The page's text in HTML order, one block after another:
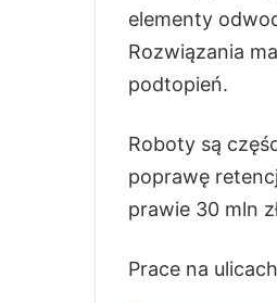
elementy
Rozwiązania
podtopień.
Roboty są
poprawę
prawie 30 mln
Prace na